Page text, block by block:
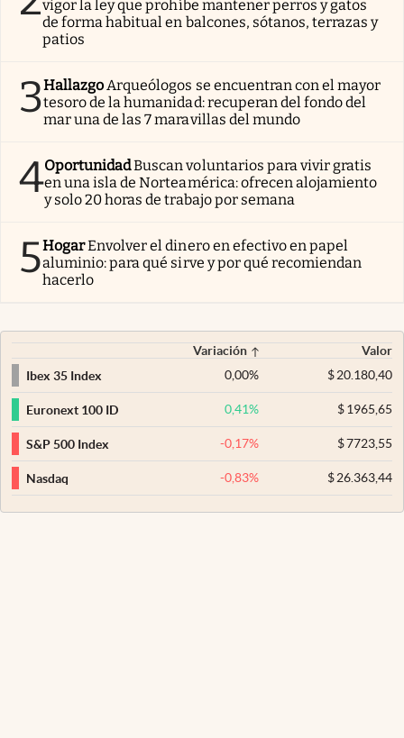
vigor la ley que prohíbe mantener perros y gatos
de forma habitual en balcones, sótanos, terrazas y
patios
3HallazgoArqueólogos se encuentran con el mayor
tesoro de la humanidad: recuperan del fondo del
mar una de las 7 maravillas del mundo
4OportunidadBuscan voluntarios para vivir gratis
en una isla de Norteamérica: ofrecen alojamiento
y solo 20 horas de trabajo por semana
5HogarEnvolver el dinero en efectivo en papel
aluminio: para qué sirve y por qué recomiendan
hacerlo
Variación
Valor
Ibex 35 Index
0,00% $20.180,40
Euronext 100 ID 0,41% $1965,65
S&P 500 Index -0,17% $7723,55
Nasdaq -0,83% $26.363,44